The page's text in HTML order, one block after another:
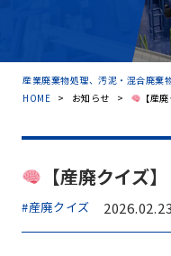
産業廃棄物処理、汚泥・混合廃棄
HOME > お知らせ > 【産
【産廃クイズ
#産廃クイズ 2026.02.23